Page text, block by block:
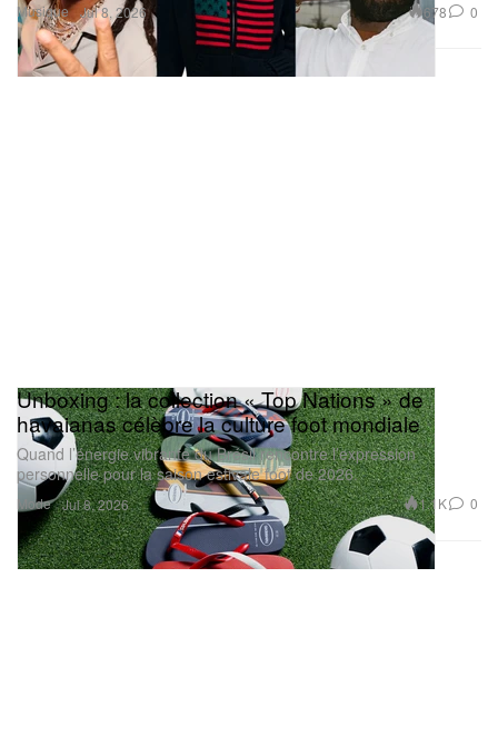
Musique Jul 8, 2026 678 0
Mode
Unboxing : la collection « Top Nations » de
havaianas célèbre la culture foot mondiale
Quand l’énergie vibrante du Brésil rencontre l’expression
personnelle pour la saison estivale foot de 2026.
Jul 8, 2026 1.1K 0